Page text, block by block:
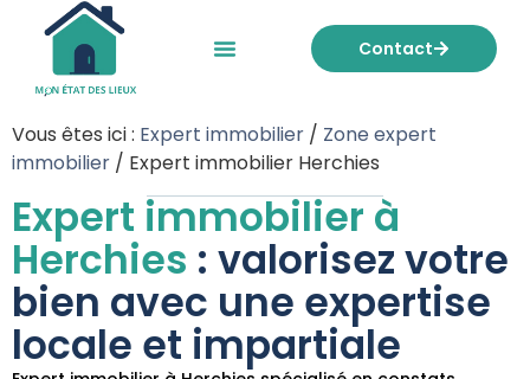
Contact
Expert immobilier à
Herchies : valorisez votre
bien avec une expertise
locale et impartiale
Vous êtes ici : Expert immobilier / Zone expert
immobilier / Expert immobilier Herchies